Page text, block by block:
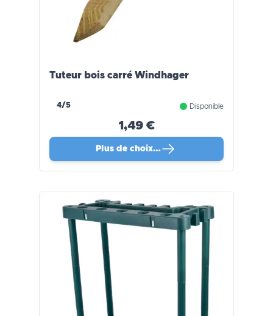
Tuteur bois carré Windhager
4/5 Disponible
1,49 €
Plus de choix…